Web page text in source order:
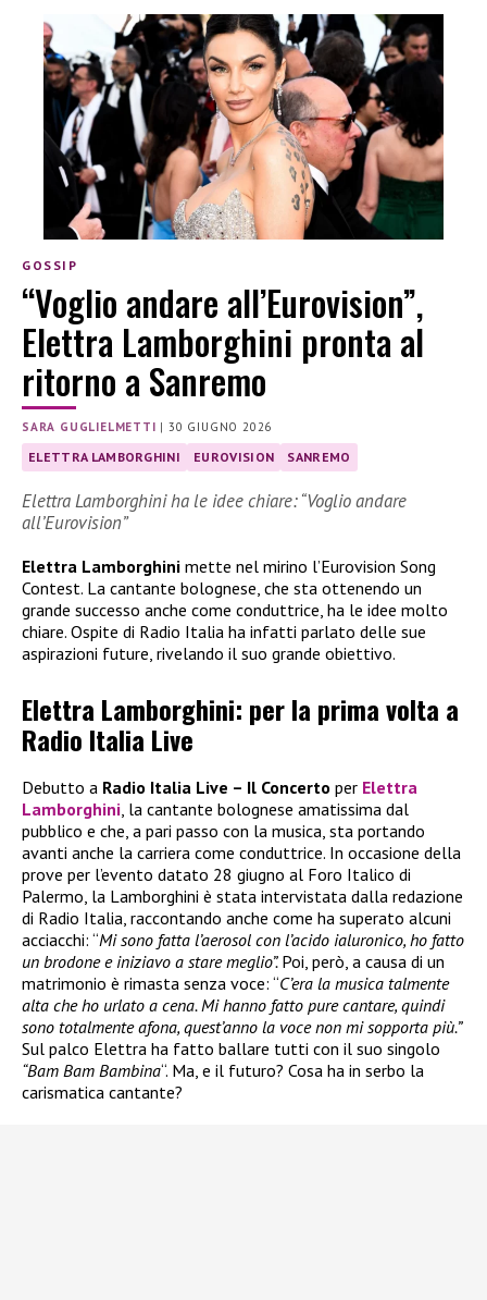
GOSSIP
“Voglio andare all’Eurovision”,
Elettra Lamborghini pronta al
ritorno a Sanremo
SARA GUGLIELMETTI |30 GIUGNO 2026
ELETTRA LAMBORGHINI EUROVISION SANREMO
Elettra Lamborghini ha le idee chiare: “Voglio andare
all’Eurovision”
Elettra Lamborghini mette nel mirino l’Eurovision Song
Contest. La cantante bolognese, che sta ottenendo un
grande successo anche come conduttrice, ha le idee molto
chiare. Ospite di Radio Italia ha infatti parlato delle sue
aspirazioni future, rivelando il suo grande obiettivo.
Elettra Lamborghini: per la prima volta a
Radio Italia Live
Debutto a Radio Italia Live – Il Concerto per Elettra
Lamborghini , la cantante bolognese amatissima dal
pubblico e che, a pari passo con la musica, sta portando
avanti anche la carriera come conduttrice. In occasione della
prove per l’evento datato 28 giugno al Foro Italico di
Palermo, la Lamborghini è stata intervistata dalla redazione
di Radio Italia, raccontando anche come ha superato alcuni
acciacchi: “Mi sono fatta l’aerosol con l’acido ialuronico, ho fatto
un brodone e iniziavo a stare meglio”. Poi, però, a causa di un
matrimonio è rimasta senza voce: “C’era la musica talmente
alta che ho urlato a cena. Mi hanno fatto pure cantare, quindi
sono totalmente afona, quest’anno la voce non mi sopporta più.”
Sul palco Elettra ha fatto ballare tutti con il suo singolo
“Bam Bam Bambina“. Ma, e il futuro? Cosa ha in serbo la
carismatica cantante?